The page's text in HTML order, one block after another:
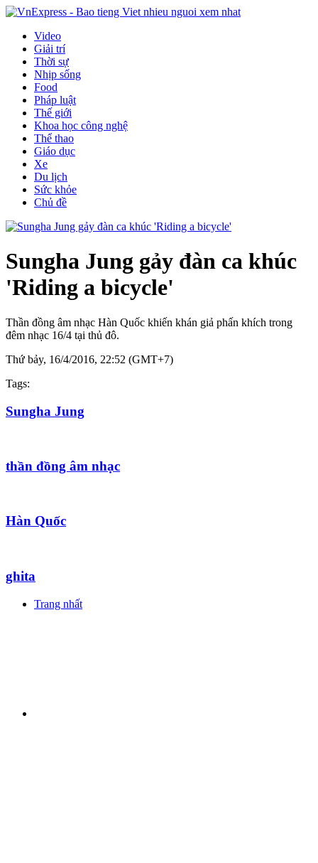
Video
Giải trí
Thời sự
Nhịp sống
Food
Pháp luật
Thế giới
Khoa học công nghệ
Thể thao
Giáo dục
Xe
Du lịch
Sức khỏe
Chủ đề
Sungha Jung gảy đàn ca khúc
'Riding a bicycle'
Thần đồng âm nhạc Hàn Quốc khiến khán giả phấn khích trong
đêm nhạc 16/4 tại thủ đô.
Thứ bảy, 16/4/2016, 22:52 (GMT+7)
Tags:
Sungha Jung
thần đồng âm nhạc
Hàn Quốc
ghita
Trang nhất